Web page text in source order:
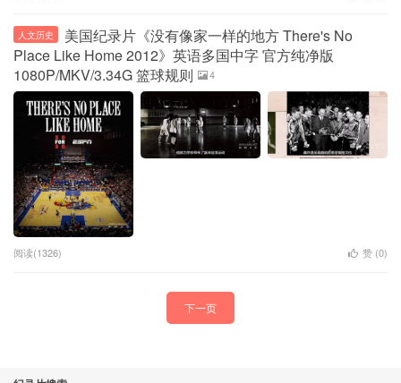
人文历史
美国纪录片《没有像家一样的地方 There's No
Place Like Home 2012》英语多国中字 官方纯净版
1080P/MKV/3.34G 篮球规则
4
阅读(1326) 赞 (0)
下一页